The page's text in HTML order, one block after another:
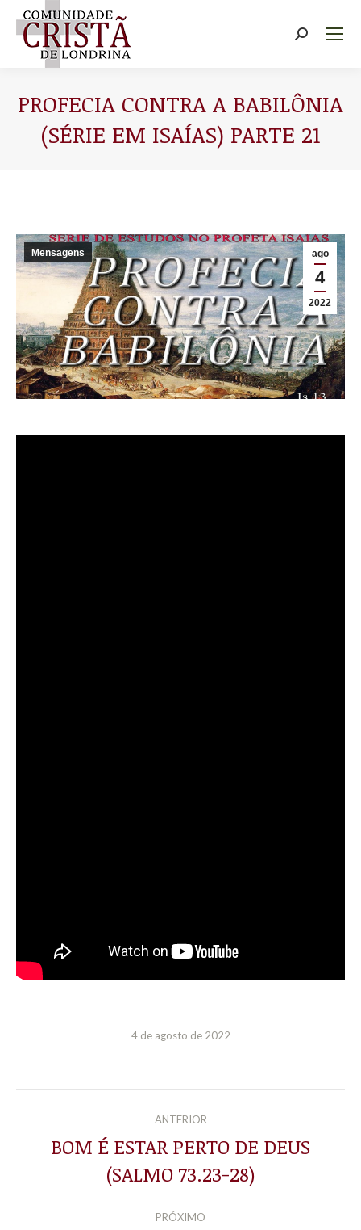
Buscar
PROFECIA CONTRA A BABILÔNIA
(SÉRIE EM ISAÍAS) PARTE 21
ago
4
2022
Mensagens
4 de agosto de 2022
NAVEGAÇÃO
DE
ANTERIOR
Post
anterior:
BOM É ESTAR PERTO DE DEUS
(SALMO 73.23-28)
PRÓXIMO